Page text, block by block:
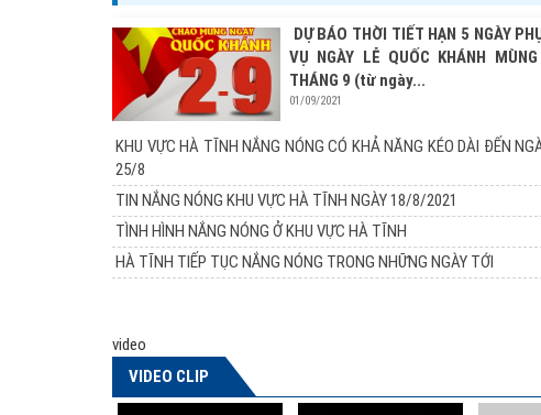
DỰ BÁO THỜI TIẾT HẠN 5 NGÀY
VỤ NGÀY LỄ QUỐC KHÁNH
THÁNG 9 (từ ngày...
01/09/2021
KHU VỰC HÀ TĨNH NẮNG NÓNG CÓ KHẢ NĂNG KÉO DÀI ĐẾN
25/8
TIN NẮNG NÓNG KHU VỰC HÀ TĨNH NGÀY 18/8/2021
TÌNH HÌNH NẮNG NÓNG Ở KHU VỰC HÀ TĨNH
HÀ TĨNH TIẾP TỤC NẮNG NÓNG TRONG NHỮNG NGÀY TỚI
video
VIDEO CLIP